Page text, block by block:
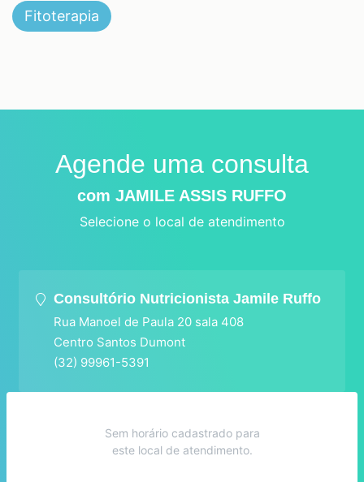
Fitoterapia
Agende uma consulta
com JAMILE ASSIS RUFFO
Selecione o local de atendimento
Consultório Nutricionista Jamile Ruffo
Rua Manoel de Paula 20 sala 408
Centro Santos Dumont
(32) 99961-5391
Sem horário cadastrado para
este local de atendimento.